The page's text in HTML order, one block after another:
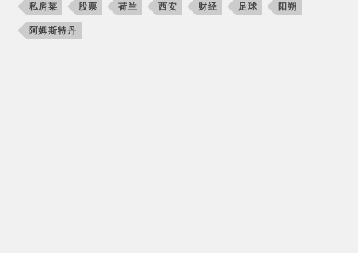
私房菜 股票 荷兰 西安 财经 足球 阳朔
阿姆斯特丹